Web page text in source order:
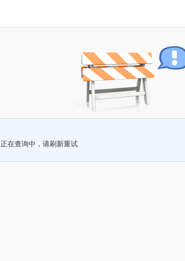
正在查询中，请刷新重试